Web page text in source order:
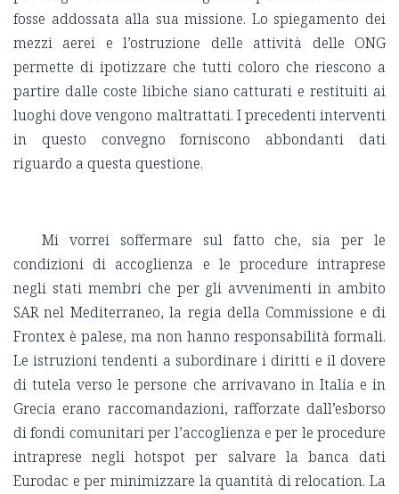
fosse addossata alla sua missione. Lo spiegamento dei
mezzi aerei e l’ostruzione delle attività delle ONG
permette di ipotizzare che tutti coloro che riescono a
partire dalle coste libiche siano catturati e restituiti ai
luoghi dove vengono maltrattati. I precedenti interventi
in questo convegno forniscono abbondanti dati
riguardo a questa questione.
Mi vorrei soffermare sul fatto che, sia per le
condizioni di accoglienza e le procedure intraprese
negli stati membri che per gli avvenimenti in ambito
SAR nel Mediterraneo, la regia della Commissione e di
Frontex è palese, ma non hanno responsabilità formali.
Le istruzioni tendenti a subordinare i diritti e il dovere
di tutela verso le persone che arrivavano in Italia e in
Grecia erano raccomandazioni, rafforzate dall’esborso
di fondi comunitari per l’accoglienza e per le procedure
intraprese negli hotspot per salvare la banca dati
Eurodac e per minimizzare la quantità di relocation. La